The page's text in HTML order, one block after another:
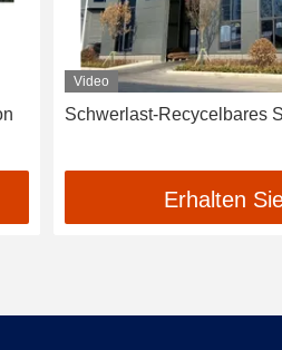
Video
Schwerlast-Recycelbares
Erhalten